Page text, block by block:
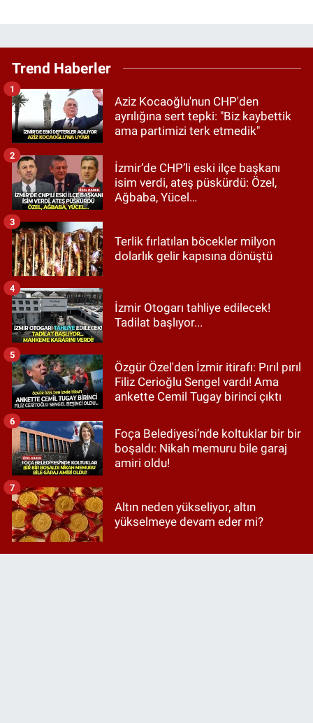
Trend Haberler
Aziz Kocaoğlu'nun CHP'den
ayrılığına sert tepki: "Biz kaybettik
ama partimizi terk etmedik"
1
İzmir’de CHP’li eski ilçe başkanı
isim verdi, ateş püskürdü: Özel,
Ağbaba, Yücel…
2
Terlik fırlatılan böcekler milyon
dolarlık gelir kapısına dönüştü
3
İzmir Otogarı tahliye edilecek!
Tadilat başlıyor...
4
Özgür Özel'den İzmir itirafı: Pırıl pırıl
Filiz Cerioğlu Sengel vardı! Ama
ankette Cemil Tugay birinci çıktı
5
Foça Belediyesi’nde koltuklar bir bir
boşaldı: Nikah memuru bile garaj
amiri oldu!
6
Altın neden yükseliyor, altın
yükselmeye devam eder mi?
7